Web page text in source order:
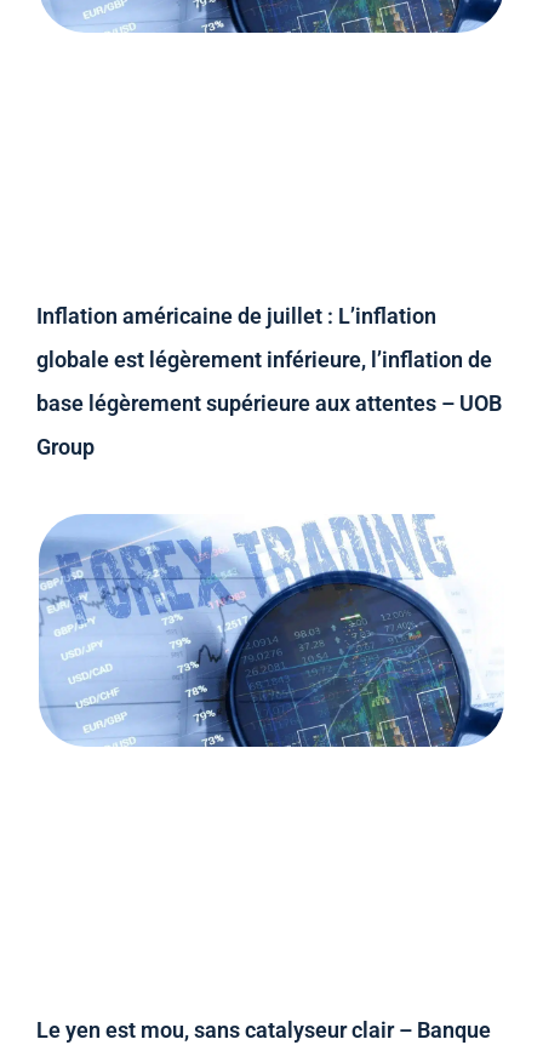
Inflation américaine de juillet : L’inflation
globale est légèrement inférieure, l’inflation de
base légèrement supérieure aux attentes – UOB
Group
Le yen est mou, sans catalyseur clair – Banque